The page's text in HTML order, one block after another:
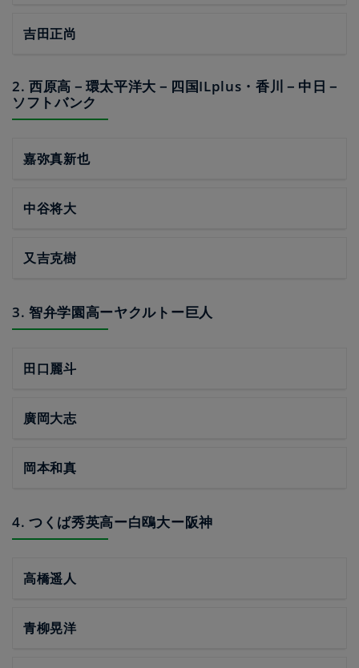
吉田正尚
2. 西原高－環太平洋大－四国ILplus・香川－中日－
ソフトバンク
嘉弥真新也
中谷将大
又吉克樹
3. 智弁学園高ーヤクルトー巨人
田口麗斗
廣岡大志
岡本和真
4. つくば秀英高ー白鴎大ー阪神
高橋遥人
青柳晃洋